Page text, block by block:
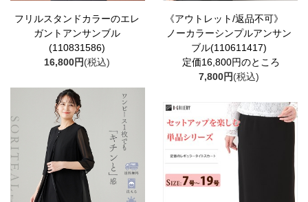
フリルスタンドカラーのエレ
ガントアンサンブル
(110831586)
16,800円(税込)
《アウトレット/返品不可》
ノーカラーシンプルアンサン
ブル(110611417)
定価16,800円のところ
7,800円(税込)